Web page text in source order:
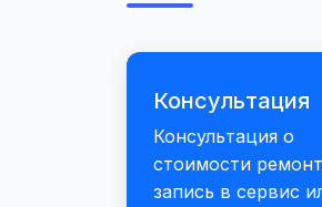
Консультация
Консультация о
стоимости
запись в сервис